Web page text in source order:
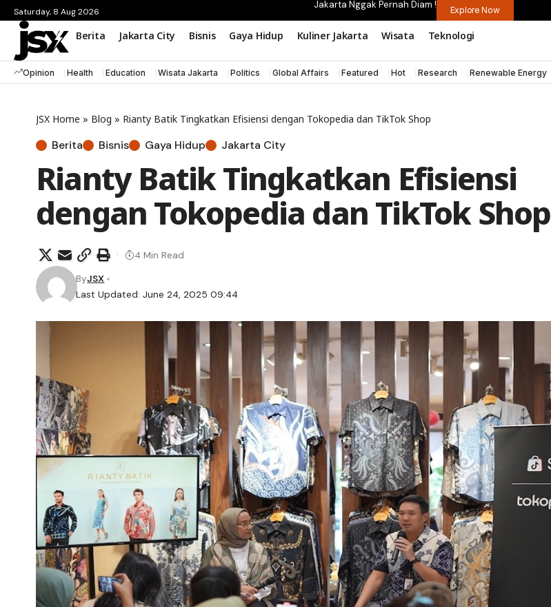
Saturday, 8 Aug 2026
Jakarta Nggak Pernah Diam ! Explore Now
Berita Jakarta City Bisnis Gaya Hidup Kuliner Jakarta Wisata Teknologi
Opinion Health Education Wisata Jakarta Politics Global Affairs Featured Hot Research Renewable Energy
JSX Home » Blog » Rianty Batik Tingkatkan Efisiensi dengan Tokopedia dan TikTok Shop
Berita Bisnis Gaya Hidup Jakarta City
Rianty Batik Tingkatkan Efisiensi
dengan Tokopedia dan TikTok Shop
Last Updated: June 24, 2025 09:44
ByJSX
4 Min Read